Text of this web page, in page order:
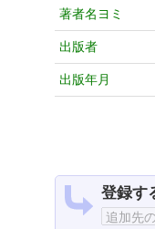
著者名ヨミ
出版者
出版年月
登録す